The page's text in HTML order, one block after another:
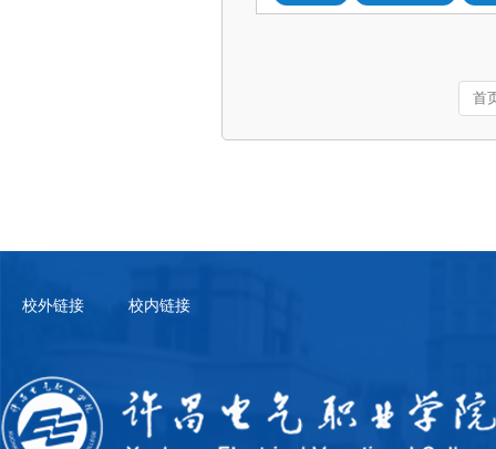
首
校外链接 校内链接